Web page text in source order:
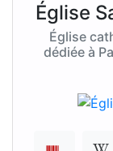
Église
Église
dédiée à